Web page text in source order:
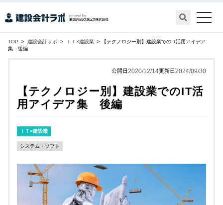
toggle
TOP > 建設会計ラボ > ＩＴ×建設業 > 【テクノロジー別】建設業でのIT活用アイデア
集 後編
公開日2020/12/14更新日2024/09/30
【テクノロジー別】建設業でのIT活
用アイデア集 後編
ＩＴ×建設業
システム・ソフト